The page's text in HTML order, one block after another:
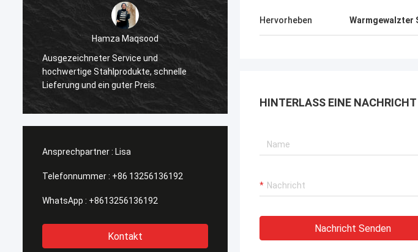
Hamza Maqsood
Service und
Stahlprodukte, schnelle
ein guter Preis.
Ich bin beeindruckt von der Festigkeit und
Veredelung des Stahls, perfekt für unsere
Industrieprojekte, und großartiger
Kundenservice.
Ansprechpartner : Lisa
Telefonnummer : +86 13256136192
WhatsApp : +8613256136192
Kontakt
Hervorheben Warmgewalzter
HINTERLASS EINE NACHRICHT
Nachricht Senden